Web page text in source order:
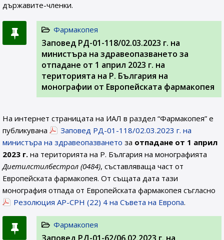
държавите-членки.
Фармакопея
Заповед РД-01-118/02.03.2023 г. на
министъра на здравеопазването за
отпадане от 1 април 2023 г. на
територията на Р. България на
монографии от Европейската фармакопея
На интернет страницата на ИАЛ в раздел “Фармакопея” е
публикувана
Заповед РД-01-118/02.03.2023 г. на
министъра на здравеопазването за отпадане от 1 април
2023 г. на територията на Р. България на монографията
Диетилстилбестрол (0484), съставляваща част от
Европейската фармакопея. От същата дата тази
монография отпада от Европейската фармакопея съгласно
Резолюция AP-CPH (22) 4 на Съвета на Европа.
Фармакопея